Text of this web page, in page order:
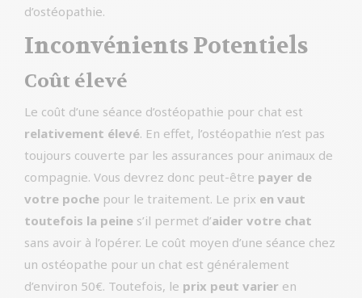
d’ostéopathie.
Inconvénients Potentiels
Coût élevé
Le coût d’une séance d’ostéopathie pour chat est
relativement élevé. En effet, l’ostéopathie n’est pas
toujours couverte par les assurances pour animaux de
compagnie. Vous devrez donc peut-être payer de
votre poche pour le traitement. Le prix en vaut
toutefois la peine s’il permet d’aider votre chat
sans avoir à l’opérer. Le coût moyen d’une séance chez
un ostéopathe pour un chat est généralement
d’environ 50€. Toutefois, le prix peut varier en